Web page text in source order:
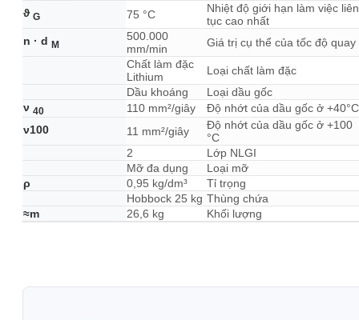
ϑ G 75 °C
Nhiệt độ giới hạn làm việc liên
tục cao nhất
n · d M
500.000
mm/min
Giá trị cụ thể của tốc độ quay
Chất làm đặc
Lithium
Loại chất làm đặc
Dầu khoáng
Loại dầu gốc
ν 40 110 mm²/giây
Độ nhớt của dầu gốc ở +40°C
ν100
11 mm²/giây
Độ nhớt của dầu gốc ở +100
°C
2
Lớp NLGI
Mỡ đa dụng
Loại mỡ
ρ
0,95 kg/dm³
Tỉ trọng
Hobbock 25 kg Thùng chứa
≈m
26,6 kg Khối lượng